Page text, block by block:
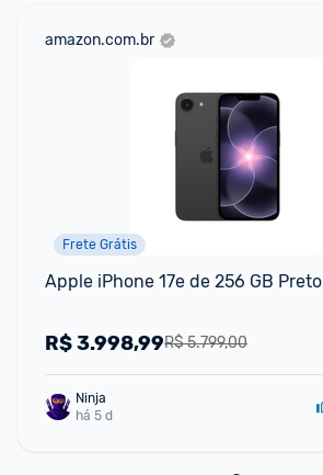
amazon.com.br
Frete Grátis
Apple iPhone 17e de 256 GB Preto
R$ 5.799,00
R$3.998,99
há 5 d